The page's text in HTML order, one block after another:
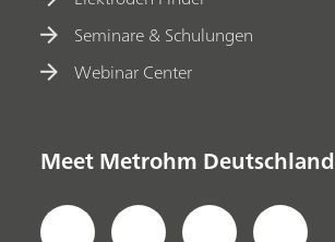
Seminare & Schulungen
Webinar Center
Meet Metrohm Deutschland